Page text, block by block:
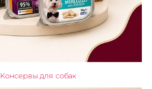
Kонсервы для собак